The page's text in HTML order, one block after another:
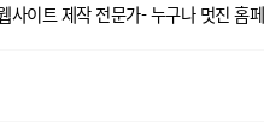
이트 제작 전문가- 누구나 멋진 홈